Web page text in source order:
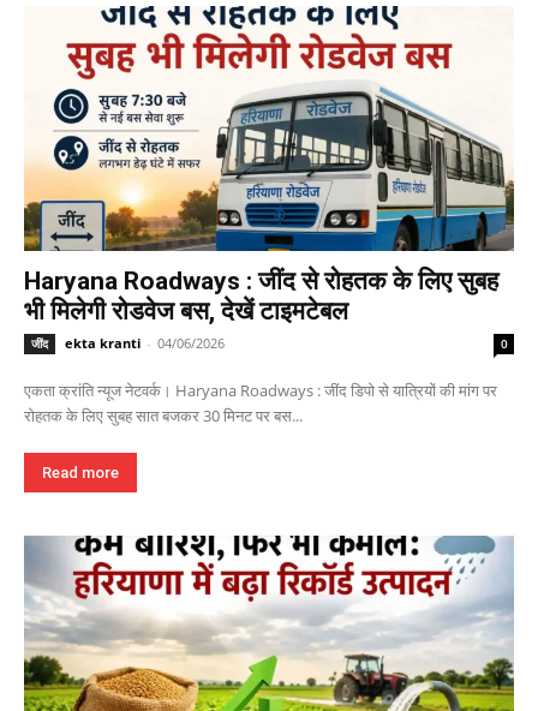
Haryana Roadways : जींद से रोहतक के लिए सुबह
भी मिलेगी रोडवेज बस, देखें टाइमटेबल
जींद ekta kranti - 04/06/2026 0
एकता क्रांति न्यूज नेटवर्क। Haryana Roadways : जींद डिपो से यात्रियों की मांग पर
रोहतक के लिए सुबह सात बजकर 30 मिनट पर बस...
Read more